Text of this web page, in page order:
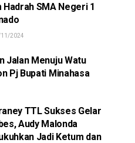
Hadrah SMA Negeri 1
2024
Jalan Menuju Watu
Pj Bupati Minahasa
TTL Sukses Gelar
Audy Malonda
Jadi Ketum dan